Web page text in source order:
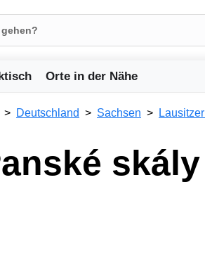
Orte in der Nähe
Deutschland Sachsen
skály